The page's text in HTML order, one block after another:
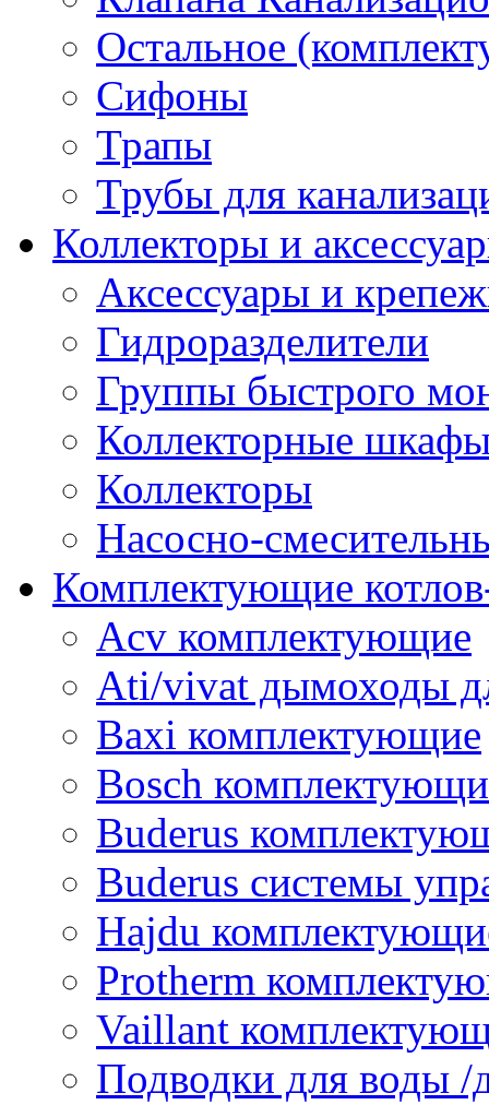
Остальное
Сифоны
Трапы
Трубы для
Коллекторы и
Аксессуары и
Гидроразделители
Группы быстрого
Коллекторные
Коллекторы
Насосно-
Комплектующие
Acv комплектующие
Ati/vivat дымоходы
Baxi комплектующие
Bosch
Buderus
Buderus системы
Hajdu
Protherm
Vaillant
Подводки для воды /